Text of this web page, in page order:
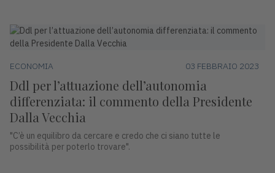
ECONOMIA 03 FEBBRAIO 2023
Ddl per l’attuazione dell’autonomia
differenziata: il commento della Presidente
Dalla Vecchia
"C’è un equilibro da cercare e credo che ci siano tutte le
possibilità per poterlo trovare".